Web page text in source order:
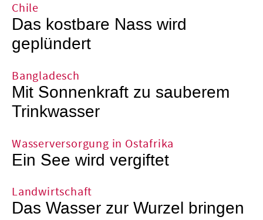
Chile
Das kostbare Nass wird
geplündert
Bangladesch
Mit Sonnenkraft zu sauberem
Trinkwasser
Wasserversorgung in Ostafrika
Ein See wird vergiftet
Landwirtschaft
Das Wasser zur Wurzel bringen